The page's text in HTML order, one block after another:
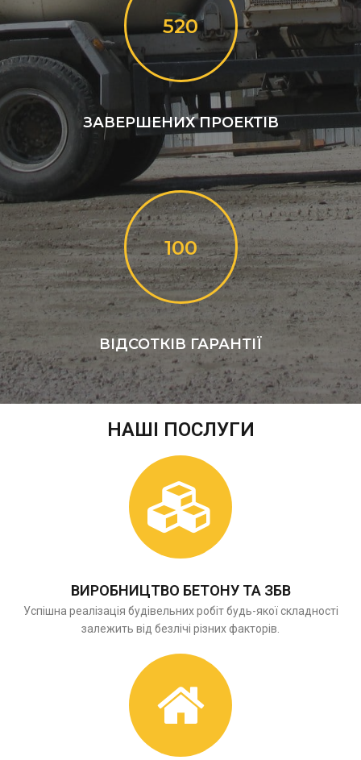
520
ЗАВЕРШЕНИХ ПРОЕКТІВ
100
ВІДСОТКІВ ГАРАНТІЇ
НАШІ ПОСЛУГИ
ВИРОБНИЦТВО БЕТОНУ ТА ЗБВ
Успішна реалізація будівельних робіт будь-якої складності
залежить від безлічі різних факторів.